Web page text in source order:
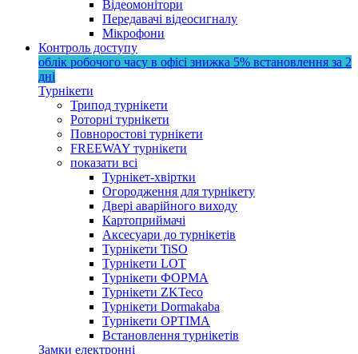
Відеомонітори
Передавачі відеосигналу
Мікрофони
Контроль доступу
облік робочого часу в офісі знижка 5% встановлення за 2
дні
Турнікети
Трипод турнікети
Роторні турнікети
Повноростові турнікети
FREEWAY турнікети
показати всі
Турнікет-хвіртки
Огородження для турнікету
Двері аварійного виходу
Картоприймачі
Аксесуари до турнікетів
Турнікети TiSO
Турнікети LOT
Турнікети ФОРМА
Турнікети ZKTeco
Турнікети Dormakaba
Турнікети OPTIMA
Встановлення турнікетів
Замки електронні